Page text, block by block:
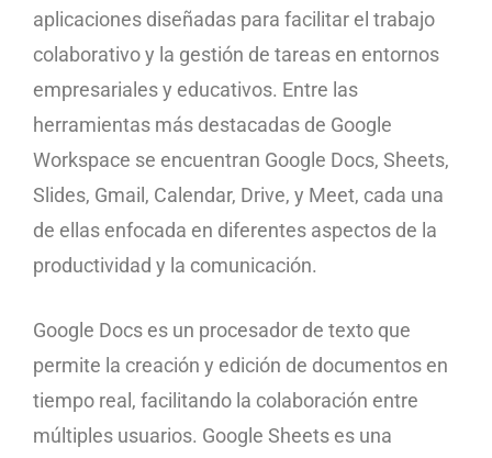
aplicaciones diseñadas para facilitar el trabajo
colaborativo y la gestión de tareas en entornos
empresariales y educativos. Entre las
herramientas más destacadas de Google
Workspace se encuentran Google Docs, Sheets,
Slides, Gmail, Calendar, Drive, y Meet, cada una
de ellas enfocada en diferentes aspectos de la
productividad y la comunicación.
Google Docs es un procesador de texto que
permite la creación y edición de documentos en
tiempo real, facilitando la colaboración entre
múltiples usuarios. Google Sheets es una